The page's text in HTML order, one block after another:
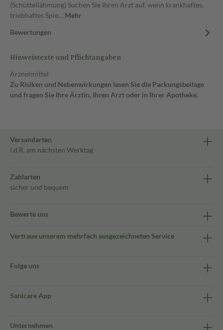
(Schüttellähmung) Suchen Sie Ihren Arzt auf, wenn krankhaftes,
triebhaftes Spie… Mehr
Bewertungen
Hinweistexte und Pflichtangaben
Arzneimittel
Zu Risiken und Nebenwirkungen lesen Sie die Packungsbeilage
und fragen Sie Ihre Ärztin, Ihren Arzt oder in Ihrer Apotheke.
Versandarten
i.d.R. am nächsten Werktag
Zahlarten
sicher und bequem
Bewerte uns
Vertraue unserem mehrfach ausgezeichneten Service
Folge uns
Sanicare App
Unternehmen